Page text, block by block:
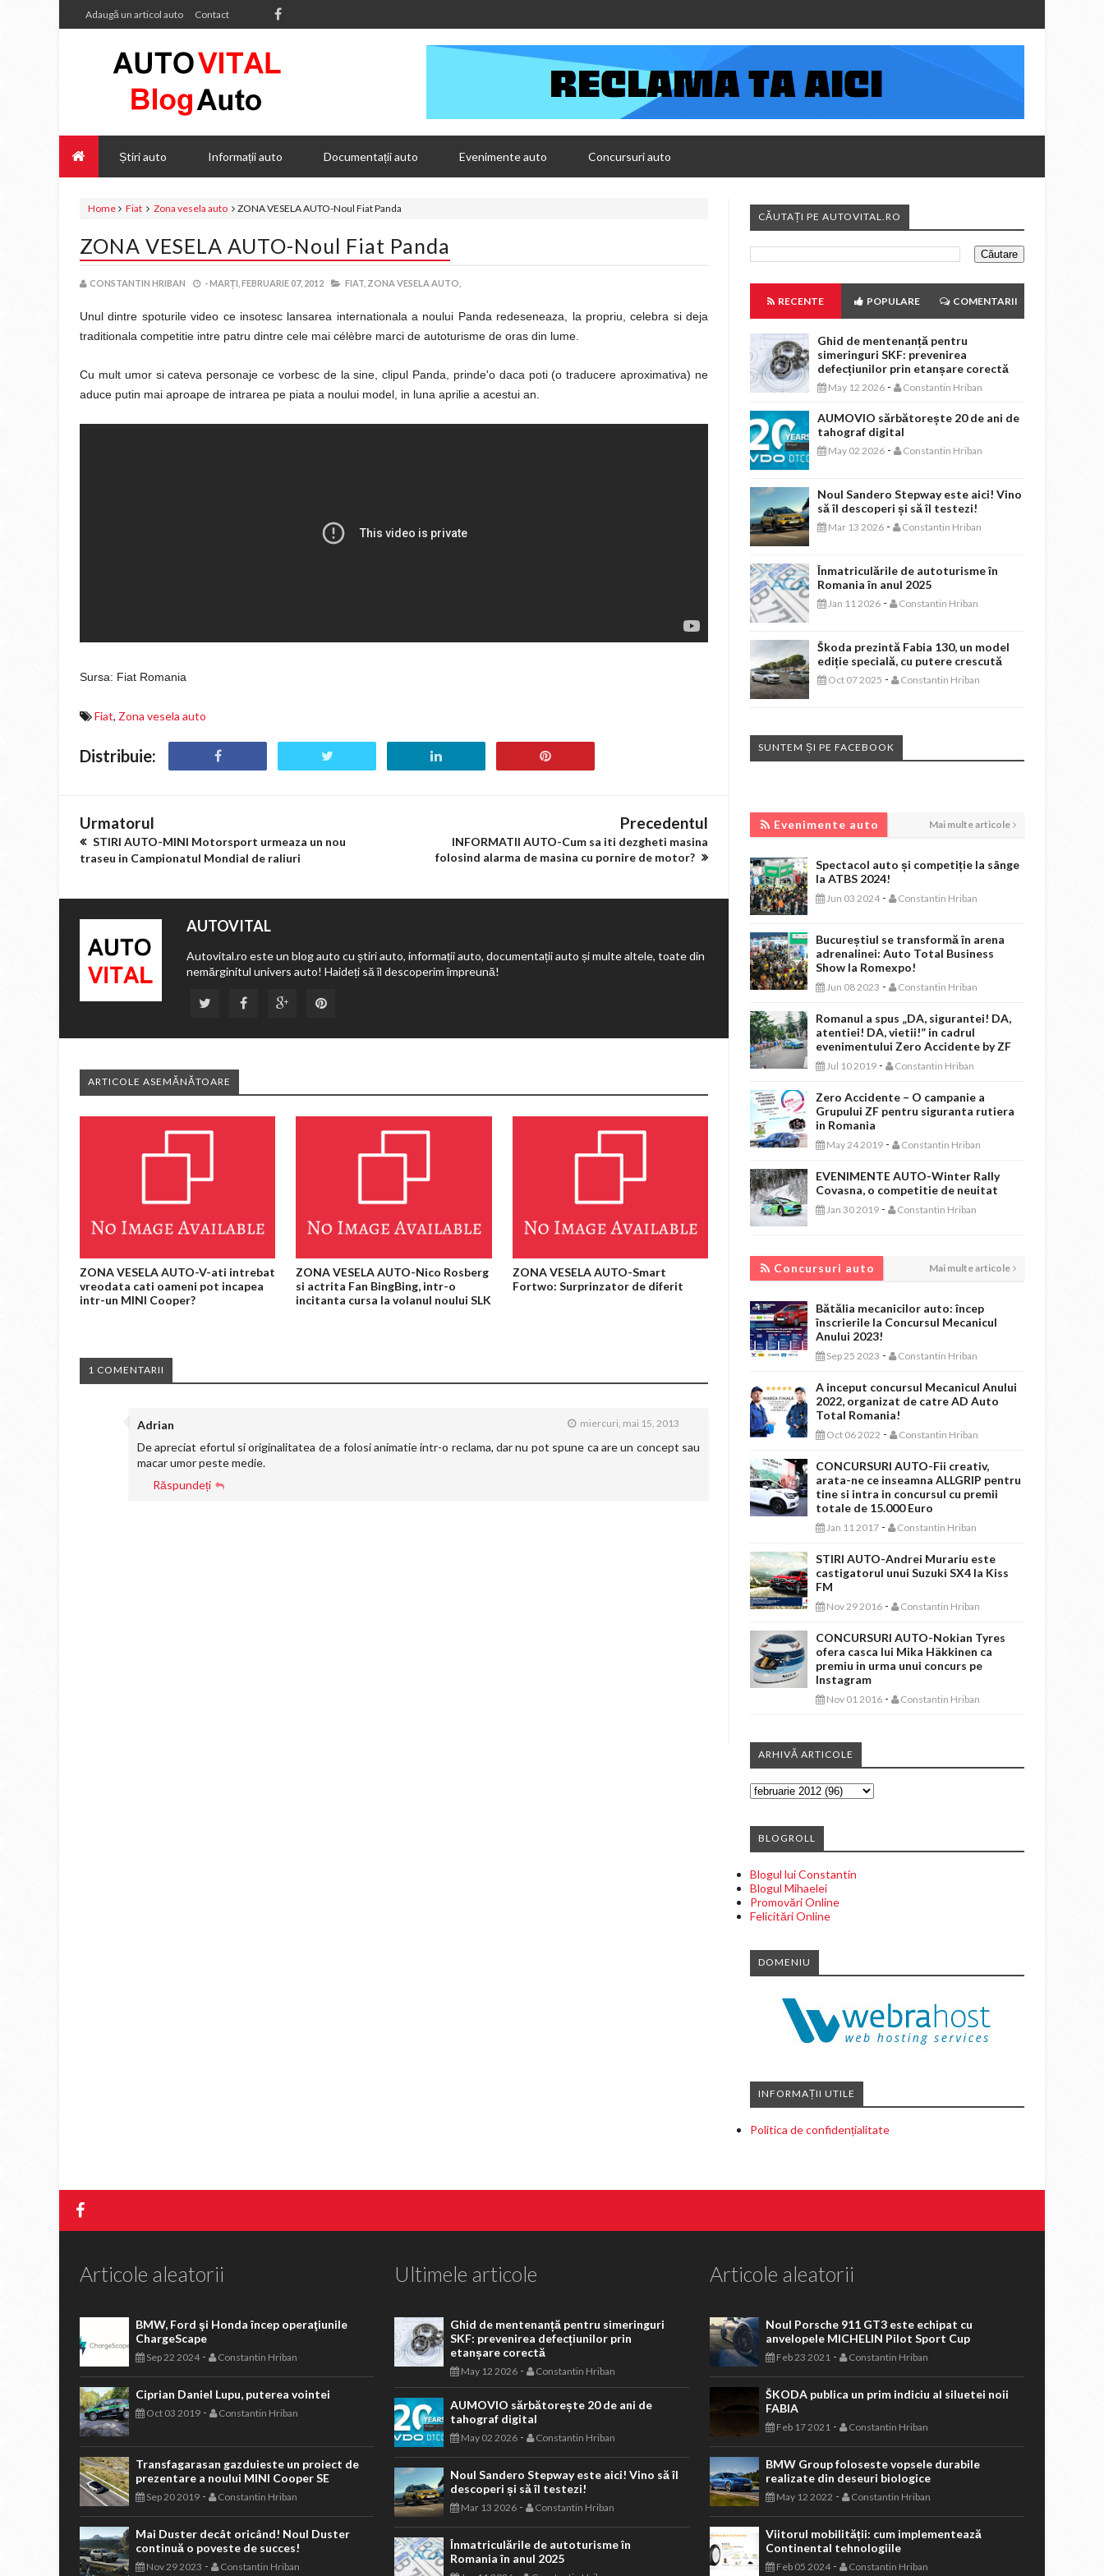
Adaugă un articol auto Contact
Știri auto Informații auto Documentații auto Evenimente auto Concursuri auto
Home Fiat Zona vesela auto ZONA VESELA AUTO-Noul Fiat Panda
ZONA VESELA AUTO-Noul Fiat Panda
CONSTANTIN HRIBAN -MARȚI, FEBRUARIE 07, 2012 FIAT, ZONA VESELA AUTO,
Unul dintre spoturile video ce insotesc lansarea internationala a noului Panda redeseneaza, la propriu, celebra si deja
traditionala competitie intre patru dintre cele mai célèbre marci de autoturisme de oras din lume.
Cu mult umor si cateva personaje ce vorbesc de la sine, clipul Panda, prinde'o daca poti (o traducere aproximativa) ne
aduce putin mai aproape de intrarea pe piata a noului model, in luna aprilie a acestui an.
Sursa: Fiat Romania
Fiat, Zona vesela auto
Distribuie:
Urmatorul
STIRI AUTO-MINI Motorsport urmeaza un nou
traseu in Campionatul Mondial de raliuri
Precedentul
INFORMATII AUTO-Cum sa iti dezgheti masina
folosind alarma de masina cu pornire de motor?
AUTOVITAL
Autovital.ro este un blog auto cu știri auto, informații auto, documentații auto și multe altele, toate din
nemărginitul univers auto! Haideți să îl descoperim împreună!
ARTICOLE ASEMĂNĂTOARE
ZONA VESELA AUTO-V-ati intrebat
vreodata cati oameni pot incapea
intr-un MINI Cooper?
ZONA VESELA AUTO-Nico Rosberg
si actrita Fan BingBing, intr-o
incitanta cursa la volanul noului SLK
ZONA VESELA AUTO-Smart
Fortwo: Surprinzator de diferit
1 COMENTARII
Adrian miercuri, mai 15, 2013
De apreciat efortul si originalitatea de a folosi animatie intr-o reclama, dar nu pot spune ca are un concept sau
macar umor peste medie.
Răspundeți
CĂUTAȚI PE AUTOVITAL.RO
RECENTE POPULARE COMENTARII
Ghid de mentenanță pentru
simeringuri SKF: prevenirea
defecțiunilor prin etanșare corectă
May 12 2026 - Constantin Hriban
AUMOVIO sărbătorește 20 de ani de
tahograf digital
May 02 2026 - Constantin Hriban
Noul Sandero Stepway este aici! Vino
să îl descoperi și să îl testezi!
Mar 13 2026 - Constantin Hriban
Înmatriculările de autoturisme în
Romania în anul 2025
Jan 11 2026 - Constantin Hriban
Škoda prezintă Fabia 130, un model
ediție specială, cu putere crescută
Oct 07 2025 - Constantin Hriban
SUNTEM ȘI PE FACEBOOK
Evenimente auto Mai multe articole
Spectacol auto și competiție la sânge
la ATBS 2024!
Jun 03 2024 - Constantin Hriban
Bucureștiul se transformă în arena
adrenalinei: Auto Total Business
Show la Romexpo!
Jun 08 2023 - Constantin Hriban
Romanul a spus „DA, sigurantei! DA,
atentiei! DA, vietii!” in cadrul
evenimentului Zero Accidente by ZF
Jul 10 2019 - Constantin Hriban
Zero Accidente – O campanie a
Grupului ZF pentru siguranta rutiera
in Romania
May 24 2019 - Constantin Hriban
EVENIMENTE AUTO-Winter Rally
Covasna, o competitie de neuitat
Jan 30 2019 - Constantin Hriban
Concursuri auto Mai multe articole
Bătălia mecanicilor auto: încep
înscrierile la Concursul Mecanicul
Anului 2023!
Sep 25 2023 - Constantin Hriban
A inceput concursul Mecanicul Anului
2022, organizat de catre AD Auto
Total Romania!
Oct 06 2022 - Constantin Hriban
CONCURSURI AUTO-Fii creativ,
arata-ne ce inseamna ALLGRIP pentru
tine si intra in concursul cu premii
totale de 15.000 Euro
Jan 11 2017 - Constantin Hriban
STIRI AUTO-Andrei Murariu este
castigatorul unui Suzuki SX4 la Kiss
FM
Nov 29 2016 - Constantin Hriban
CONCURSURI AUTO-Nokian Tyres
ofera casca lui Mika Häkkinen ca
premiu in urma unui concurs pe
Instagram
Nov 01 2016 - Constantin Hriban
ARHIVĂ ARTICOLE
BLOGROLL
Blogul lui Constantin
Blogul Mihaelei
Promovări Online
Felicitări Online
DOMENIU
INFORMAȚII UTILE
Politica de confidențialitate
Articole aleatorii
BMW, Ford şi Honda încep operaţiunile
ChargeScape
Sep 22 2024- Constantin Hriban
Ciprian Daniel Lupu, puterea vointei
Oct 03 2019 - Constantin Hriban
Transfagarasan gazduieste un proiect de
prezentare a noului MINI Cooper SE
Sep 20 2019 - Constantin Hriban
Mai Duster decât oricând! Noul Duster
continuă o poveste de succes!
Nov 29 2023 - Constantin Hriban
Ultimele articole
Ghid de mentenanță pentru simeringuri
SKF: prevenirea defecțiunilor prin
etanșare corectă
May 12 2026 - Constantin Hriban
AUMOVIO sărbătorește 20 de ani de
tahograf digital
May 02 2026 - Constantin Hriban
Noul Sandero Stepway este aici! Vino să îl
descoperi și să îl testezi!
Mar 13 2026 - Constantin Hriban
Înmatriculările de autoturisme în
Romania în anul 2025
Articole aleatorii
Noul Porsche 911 GT3 este echipat cu
anvelopele MICHELIN Pilot Sport Cup
Feb 23 2021 - Constantin Hriban
ŠKODA publica un prim indiciu al siluetei noii
FABIA
Feb 17 2021 - Constantin Hriban
BMW Group foloseste vopsele durabile
realizate din deseuri biologice
May 12 2022 - Constantin Hriban
Viitorul mobilității: cum implementează
Continental tehnologiile
Feb 05 2024- Constantin Hriban